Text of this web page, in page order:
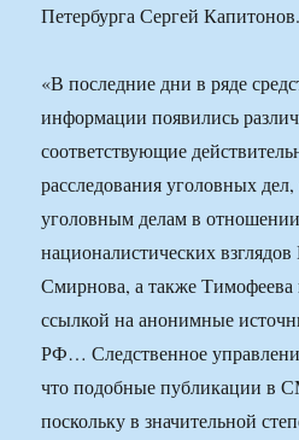
Петербурга Сергей Капитонов.
«В последние дни в ряде
информации появились
соответствующие
расследования уголовных
уголовным делам в
националистических
Смирнова, а также
ссылкой на анонимные
РФ… Следственное
что подобные публикации в
поскольку в значительной